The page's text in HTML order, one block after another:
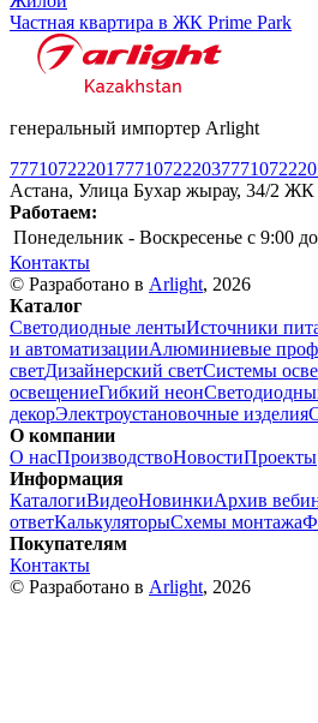
Частная квартира в ЖК Prime Park
генеральный импортер Arlight
77710722201 77710722203
Астана, Улица Бухар жырау, 34/2
Работаем:
Понедельник - Воскресенье c 9:00
Контакты
© Разработано в Arlight, 2026
Каталог
Светодиодные лентыИсточники
и автоматизацииАлюминиевые
светДизайнерский светСистемы
освещениеГибкий неон
декорЭлектроустановочные изделия
О компании
О насПроизводствоНовостиПроекты
Информация
КаталогиВидеоНовинкиАрхив
ответКалькуляторыСхемы монтажа
Покупателям
Контакты
© Разработано в Arlight, 2026